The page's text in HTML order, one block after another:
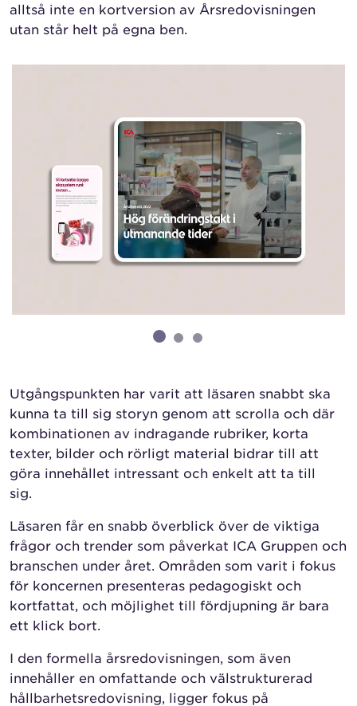
alltså inte en kortversion av Årsredovisningen
utan står helt på egna ben.
Utgångspunkten har varit att läsaren snabbt ska
kunna ta till sig storyn genom att scrolla och där
kombinationen av indragande rubriker, korta
texter, bilder och rörligt material bidrar till att
göra innehållet intressant och enkelt att ta till
sig.
Läsaren får en snabb överblick över de viktiga
frågor och trender som påverkat ICA Gruppen och
branschen under året. Områden som varit i fokus
för koncernen presenteras pedagogiskt och
kortfattat, och möjlighet till fördjupning är bara
ett klick bort.
I den formella årsredovisningen, som även
innehåller en omfattande och välstrukturerad
hållbarhetsredovisning, ligger fokus på